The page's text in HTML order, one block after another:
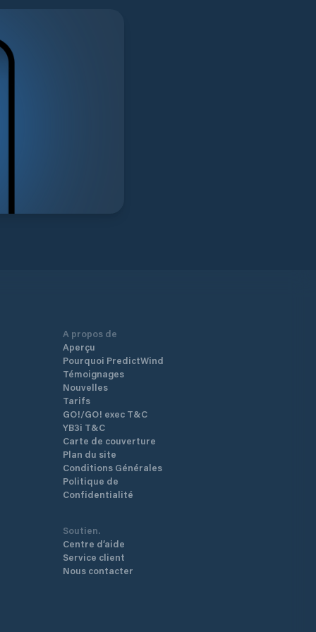
A propos de
Aperçu
Pourquoi PredictWind
Témoignages
Nouvelles
Tarifs
GO!/GO! exec T&C
YB3i T&C
Carte de couverture
Plan du site
Conditions Générales
Politique de
Confidentialité
Soutien.
Centre d’aide
Service client
Nous contacter